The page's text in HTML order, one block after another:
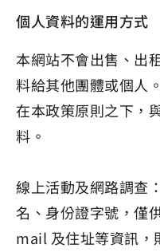
個人資料的運用方式
本網站不會出售、出
料給其他團體或個人
在本政策原則之下，
料。
線上活動及網路調查
名、身份證字號，僅
mail 及住址等資訊，